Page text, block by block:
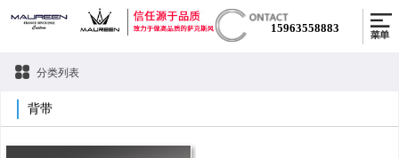
15963558883
分类列表
背带